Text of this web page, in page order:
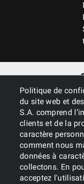
Politique de
du site web et
S.A. comprend
clients et de la
caractère
comment nous
données à
collectons. En
acceptez